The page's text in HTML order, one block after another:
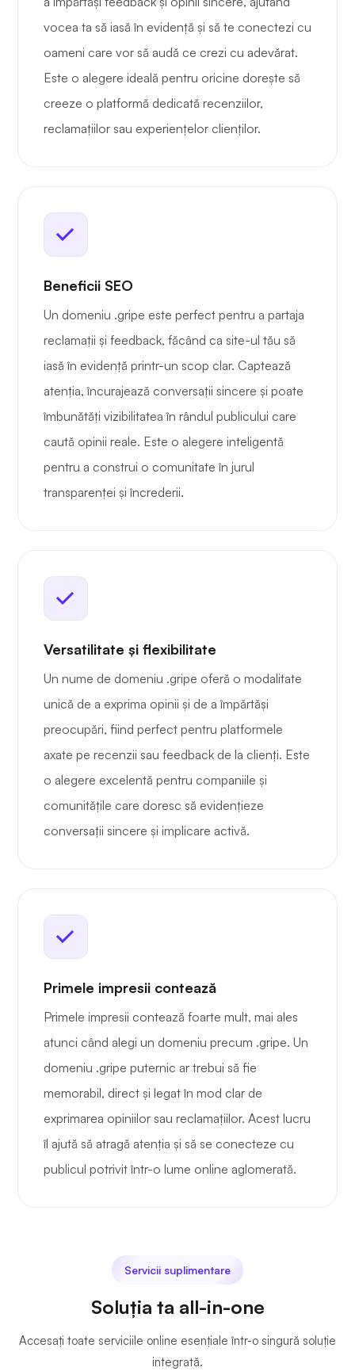
vocea ta să iasă în evidență și să te conectezi cu
oameni care vor să audă ce crezi cu adevărat.
Este o alegere ideală pentru oricine dorește să
creeze o platformă dedicată recenziilor,
reclamațiilor sau experiențelor clienților.
Beneficii SEO
Un domeniu .gripe este perfect pentru a partaja
reclamații și feedback, făcând ca site-ul tău să
iasă în evidență printr-un scop clar. Captează
atenția, încurajează conversații sincere și poate
îmbunătăți vizibilitatea în rândul publicului care
caută opinii reale. Este o alegere inteligentă
pentru a construi o comunitate în jurul
transparenței și încrederii.
Versatilitate și flexibilitate
Un nume de domeniu .gripe oferă o modalitate
unică de a exprima opinii și de a împărtăși
preocupări, fiind perfect pentru platformele
axate pe recenzii sau feedback de la clienți. Este
o alegere excelentă pentru companiile și
comunitățile care doresc să evidențieze
conversații sincere și implicare activă.
Primele impresii contează
Primele impresii contează foarte mult, mai ales
atunci când alegi un domeniu precum .gripe. Un
domeniu .gripe puternic ar trebui să fie
memorabil, direct și legat în mod clar de
exprimarea opiniilor sau reclamațiilor. Acest lucru
îl ajută să atragă atenția și să se conecteze cu
publicul potrivit într-o lume online aglomerată.
Servicii suplimentare
Soluția ta all-in-one
Accesați toate serviciile online esențiale într-o singură soluție
integrată.